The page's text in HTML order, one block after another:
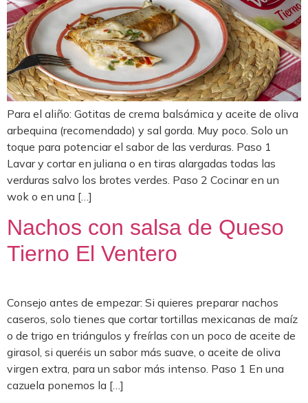
Para el aliño: Gotitas de crema balsámica y aceite de oliva
arbequina (recomendado) y sal gorda. Muy poco. Solo un
toque para potenciar el sabor de las verduras. Paso 1
Lavar y cortar en juliana o en tiras alargadas todas las
verduras salvo los brotes verdes. Paso 2 Cocinar en un
wok o en una […]
Nachos con salsa de Queso
Tierno El Ventero
Consejo antes de empezar: Si quieres preparar nachos
caseros, solo tienes que cortar tortillas mexicanas de maíz
o de trigo en triángulos y freírlas con un poco de aceite de
girasol, si queréis un sabor más suave, o aceite de oliva
virgen extra, para un sabor más intenso. Paso 1 En una
cazuela ponemos la […]